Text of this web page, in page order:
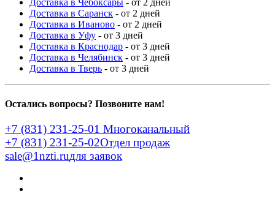
Доставка в Чебоксары - от 2 дней
Доставка в Саранск - от 2 дней
Доставка в Иваново - от 2 дней
Доставка в Уфу - от 3 дней
Доставка в Краснодар - от 3 дней
Доставка в Челябинск - от 3 дней
Доставка в Тверь - от 3 дней
Остались вопросы? Позвоните нам!
+7 (831) 231-25-01 Многоканальный
+7 (831) 231-25-02Отдел продаж
sale@1nzti.ruдля заявок